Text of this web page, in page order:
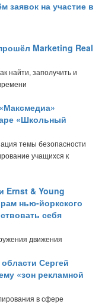
заявок на участие в
Marketing Real
найти, заполучить и
«Школьный
темы безопасности
учащихся к
Ernst & Young
нью-йоркского
себя
движения
Сергей
«зон рекламной
в сфере